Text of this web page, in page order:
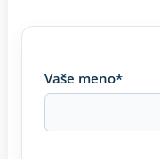
Vaše meno*